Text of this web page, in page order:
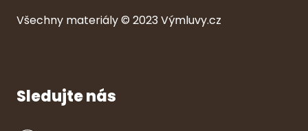
Všechny materiály © 2023Výmluvy.cz
Sledujte nás